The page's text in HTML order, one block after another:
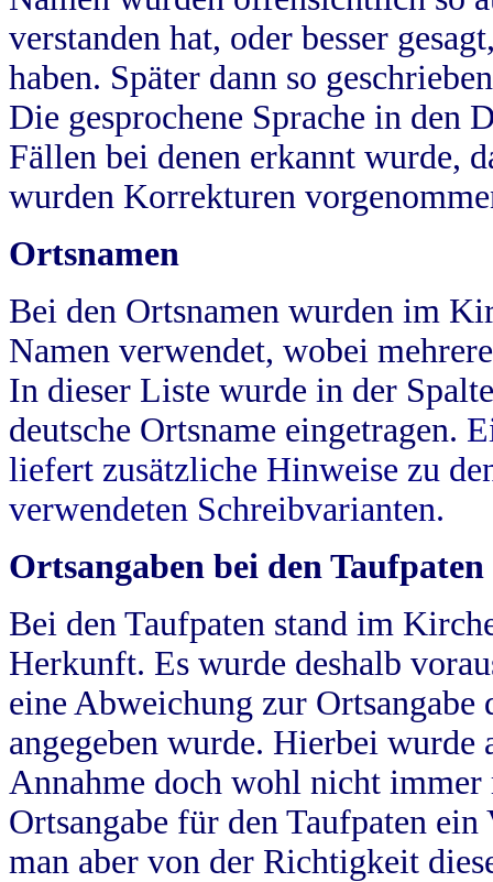
verstanden hat, oder besser
haben. Später dann so
Die gesprochene Sprache in
Fällen bei denen erkannt wurde,
wurden Korrekturen
Ortsnamen
Bei den Ortsnamen wurden im
Namen verwendet, wobei
In dieser Liste wurde in der
deutsche Ortsname eingetragen.
liefert zusätzliche Hinweise zu
verwendeten Schreibvarianten.
Ortsangaben bei den Taufpaten
Bei den Taufpaten stand im
Herkunft. Es wurde deshalb
eine Abweichung zur
angegeben wurde. Hierbei wurde
Annahme doch wohl nicht
Ortsangabe für den Taufpaten
man aber von der Richtigkeit